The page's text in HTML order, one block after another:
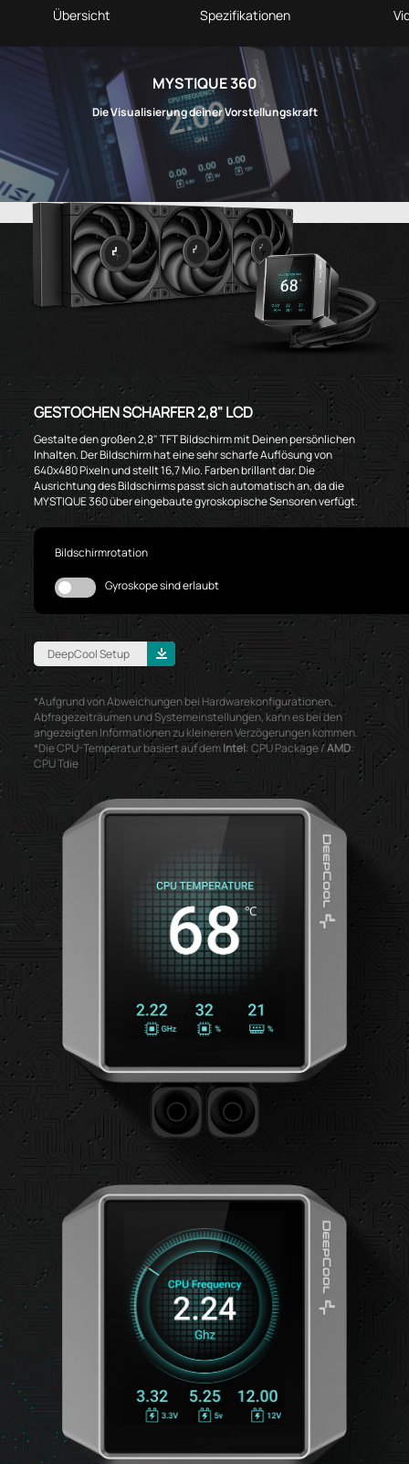
Übersicht Spezifikationen
MYSTIQUE 360
Die Visualisierung deiner Vorstellungskraft
GESTOCHEN SCHARFER 2,8" LCD
Gestalte den großen 2,8" TFT Bildschirm mit Deinen persönlichen
Inhalten. Der Bildschirm hat eine sehr scharfe Auflösung von
640x480 Pixeln und stellt 16,7 Mio. Farben brillant dar. Die
Ausrichtung des Bildschirms passt sich automatisch an, da die
MYSTIQUE 360 über eingebaute gyroskopische Sensoren verfügt.
Bildschirmrotation
Gyroskope sind erlaubt
DeepCool Setup
*Aufgrund von Abweichungen bei Hardwarekonfigurationen,
Abfragezeiträumen und Systemeinstellungen, kann es bei den
angezeigten Informationen zu kleineren Verzögerungen kommen.
*Die CPU-Temperatur basiert auf demIntel: CPU Package /AMD:
CPU Tdie